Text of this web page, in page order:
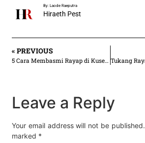
By: Laode Raeputra
Hiraeth Pest
« PREVIOUS
5 Cara Membasmi Rayap di Kusen Pintu yang Ampuh
Leave a Reply
Your email address will not be published.
marked *